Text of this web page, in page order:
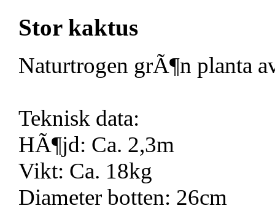
Stor kaktus
Naturtrogen grÃ¶n planta
Teknisk data:
HÃ¶jd: Ca. 2,3m
Vikt: Ca. 18kg
Diameter botten: 26cm